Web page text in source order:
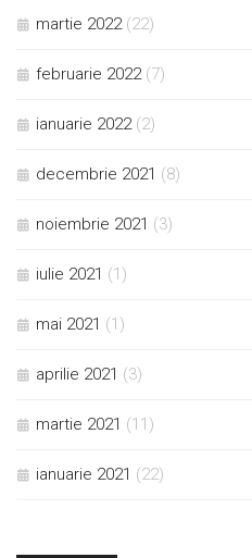
martie 2022(22)
februarie 2022(7)
ianuarie 2022(2)
decembrie 2021 (8)
noiembrie 2021 (3)
iulie 2021 (1)
mai 2021 (1)
aprilie 2021 (3)
martie 2021 (11)
ianuarie 2021 (22)